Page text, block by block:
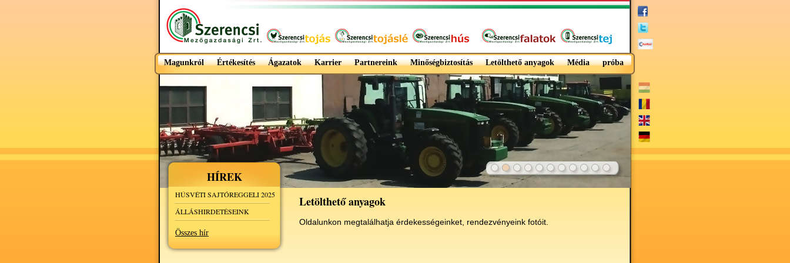
Magunkról Értékesítés Ágazatok Karrier Partnereink Minőségbiztosítás Letölthető anyagok Média próba
HÍREK
HÚSVÉTI SAJTÓREGGELI 2025
ÁLLÁSHIRDETÉSEINK
Összes hír
Letölthető anyagok
Oldalunkon megtalálhatja érdekességeinket, rendezvényeink fotóit.